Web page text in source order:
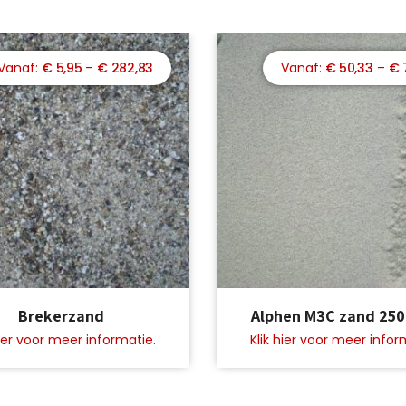
Brekerzand
€5,95 – € 282,83 Prijsklasse:
€ 5,95
tot
€ 282,83
product
heeft
Alphen M3C zand
€50,33 – €